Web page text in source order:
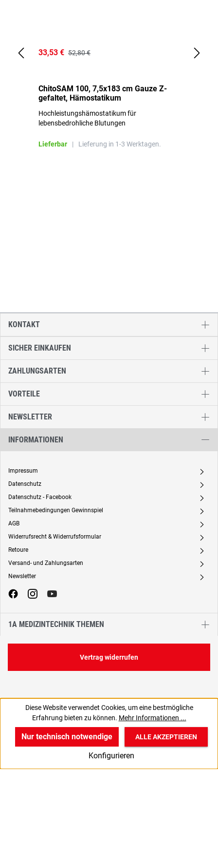
57,21 € 62,18 €
33,53 € 52,80 €
ChitoSAM 100, 7,5x183 cm Gauze Z-
gefaltet, Hämostatikum
Hochleistungshämostatikum für
lebensbedrohliche Blutungen
Lieferbar | Lieferung in 1-3 Werktagen.
SICHER EINKAUFEN
ZAHLUNGSARTEN
VORTEILE
NEWSLETTER
INFORMATIONEN
Impressum A
Datenschutz A
Datenschutz - Facebook A
Teilnahmebedingungen Gewinnspiel A
AGB A
Widerrufsrecht & Widerrufsformular A
Retoure A
Versand- und Zahlungsarten A
Newsletter A
1A MEDIZINTECHNIK THEMEN
KONTAKT
Vertrag widerrufen
Diese Website verwendet Cookies, um eine bestmögliche
Erfahrung bieten zu können. Mehr Informationen ...
Nur technisch notwendige
Konfigurieren
ALLE AKZEPTIEREN
v
Produkte
B